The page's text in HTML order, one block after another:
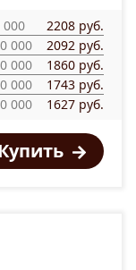
000
2208 руб.
000
2092 руб.
000
1860 руб.
000
1743 руб.
000
1627 руб.